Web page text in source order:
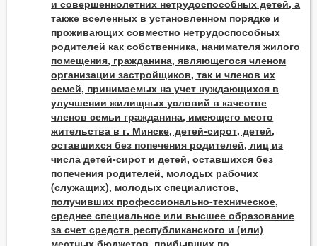
и совершеннолетних нетрудоспособных детей, а
также вселенных в установленном порядке и
проживающих совместно нетрудоспособных
родителей как собственника, нанимателя жилого
помещения, гражданина, являющегося членом
организации застройщиков, так и членов их
семей, принимаемых на учет нуждающихся в
улучшении жилищных условий в качестве
членов семьи гражданина, имеющего место
жительства в г. Минске, детей-сирот, детей,
оставшихся без попечения родителей, лиц из
числа детей-сирот и детей, оставшихся без
попечения родителей, молодых рабочих
(служащих), молодых специалистов,
получивших профессионально-техническое,
среднее специальное или высшее образование
за счет средств республиканского и (или)